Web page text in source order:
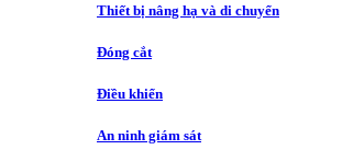
Thiết bị nâng hạ và di chuyển
Đóng cắt
Điều khiển
An ninh giám sát